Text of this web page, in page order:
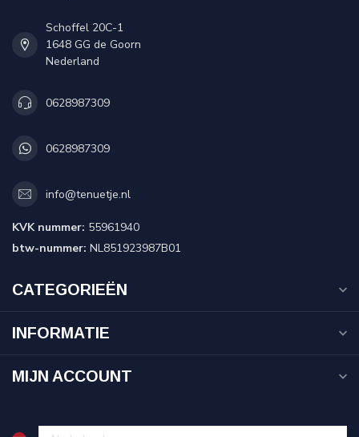
Schoffel 20C-1
1648 GG de Goorn
Nederland
0628987309
0628987309
info@tenuetje.nl
KVK nummer: 55961940
btw-nummer: NL851923987B01
CATEGORIEËN
INFORMATIE
MIJN ACCOUNT